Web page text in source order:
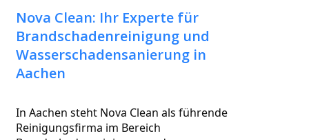
Nova Clean: Ihr Experte für
Brandschadenreinigung und
Wasserschadensanierung in
Aachen
In Aachen steht Nova Clean als führende
Reinigungsfirma im Bereich